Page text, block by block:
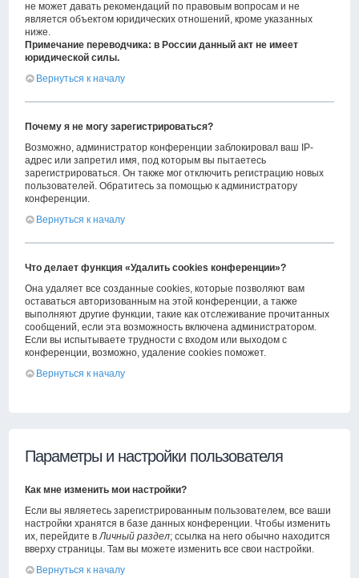
не может давать рекомендаций по правовым вопросам и не
является объектом юридических отношений, кроме указанных
ниже.
Примечание переводчика: в России данный акт не имеет
юридической силы.
Вернуться к началу
Почему я не могу зарегистрироваться?
Возможно, администратор конференции заблокировал ваш IP-
адрес или запретил имя, под которым вы пытаетесь
зарегистрироваться. Он также мог отключить регистрацию новых
пользователей. Обратитесь за помощью к администратору
конференции.
Вернуться к началу
Что делает функция «Удалить cookies конференции»?
Она удаляет все созданные cookies, которые позволяют вам
оставаться авторизованным на этой конференции, а также
выполняют другие функции, такие как отслеживание прочитанных
сообщений, если эта возможность включена администратором.
Если вы испытываете трудности с входом или выходом с
конференции, возможно, удаление cookies поможет.
Вернуться к началу
Параметры и настройки пользователя
Как мне изменить мои настройки?
Если вы являетесь зарегистрированным пользователем, все ваши
настройки хранятся в базе данных конференции. Чтобы изменить
их, перейдите вЛичный раздел; ссылка на него обычно находится
вверху страницы. Там вы можете изменить все свои настройки.
Вернуться к началу